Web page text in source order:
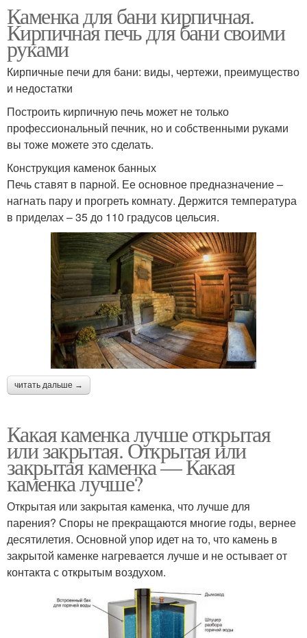
Каменка для бани кирпичная.
Кирпичная печь для бани своими
руками
Кирпичные печи для бани: виды, чертежи, преимущество
и недостатки
Построить кирпичную печь может не только
профессиональный печник, но и собственными руками
вы тоже можете это сделать.
Конструкция каменок банных
Печь ставят в парной. Ее основное предназначение –
нагнать пару и прогреть комнату. Держится температура
в приделах – 35 до 110 градусов цельсия.
читать дальше →
Какая каменка лучше открытая
или закрытая. Открытая или
закрытая каменка — Какая
каменка лучше?
Открытая или закрытая каменка, что лучше для
парения? Споры не прекращаются многие годы, вернее
десятилетия. Основной упор идет на то, что камень в
закрытой каменке нагревается лучше и не остывает от
контакта с открытым воздухом.